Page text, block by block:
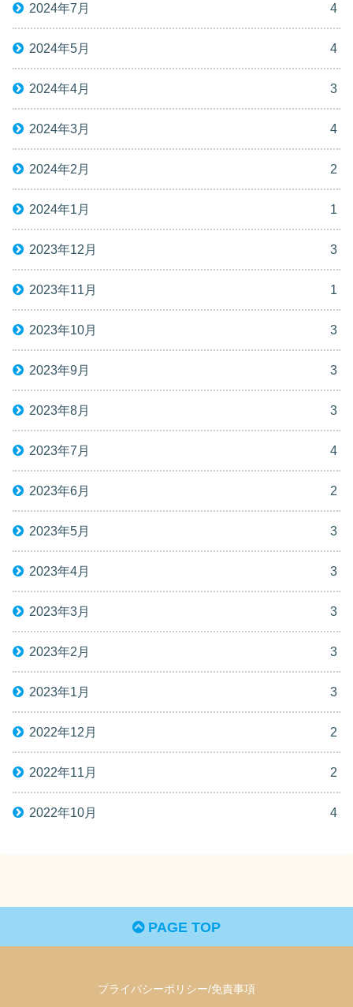
2024年7月 4
2024年5月 4
2024年4月 3
2024年3月 4
2024年2月 2
2024年1月 1
2023年12月 3
2023年11月 1
2023年10月 3
2023年9月 3
2023年8月 3
2023年7月 4
2023年6月 2
2023年5月 3
2023年4月 3
2023年3月 3
2023年2月 3
2023年1月 3
2022年12月 2
2022年11月 2
2022年10月 4
PAGE TOP
プライバシーポリシー/免責事項